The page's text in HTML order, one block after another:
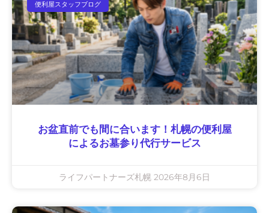
便利屋スタッフブログ
お盆直前でも間に合います！札幌の便利屋
によるお墓参り代行サービス
ライフパートナーズ札幌 2026年8月6日